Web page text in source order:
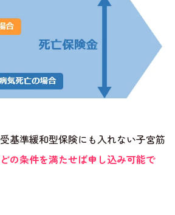
基準緩和型保険にも入れない子宮筋
の条件を満たせば申し込み可能で